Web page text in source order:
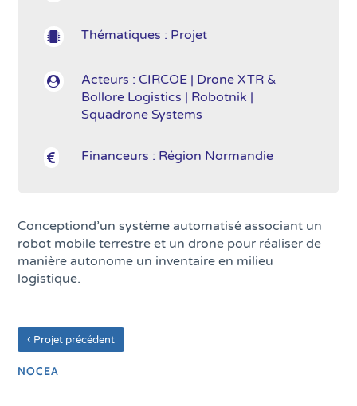
 Thématiques : Projet

Acteurs : CIRCOE | Drone XTR &
Bollore Logistics | Robotnik |
Squadrone Systems
 Financeurs : Région Normandie
Conceptiond’un système automatisé associant un
robot mobile terrestre et un drone pour réaliser de
manière autonome un inventaire en milieu
logistique.
‹ Projet précédent
NOCEA